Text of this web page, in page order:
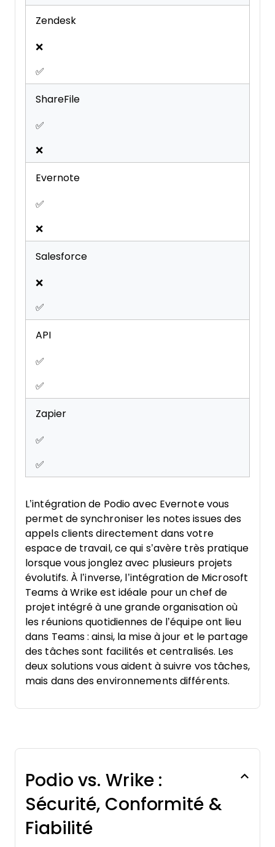
Zendesk
❌
✅
ShareFile
✅
❌
Evernote
✅
❌
Salesforce
❌
✅
API
✅
✅
Zapier
✅
✅
L’intégration de Podio avec Evernote vous
permet de synchroniser les notes issues des
appels clients directement dans votre
espace de travail, ce qui s’avère très pratique
lorsque vous jonglez avec plusieurs projets
évolutifs. À l’inverse, l’intégration de Microsoft
Teams à Wrike est idéale pour un chef de
projet intégré à une grande organisation où
les réunions quotidiennes de l’équipe ont lieu
dans Teams : ainsi, la mise à jour et le partage
des tâches sont facilités et centralisés. Les
deux solutions vous aident à suivre vos tâches,
mais dans des environnements différents.
Podio vs. Wrike :
Sécurité, Conformité &
Fiabilité